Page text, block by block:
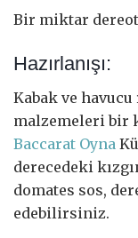
Bir miktar
Hazırlanışı:
Kabak ve
malzemeleri bir
Baccarat Oyna
derecedeki
domates sos,
edebilirsiniz.